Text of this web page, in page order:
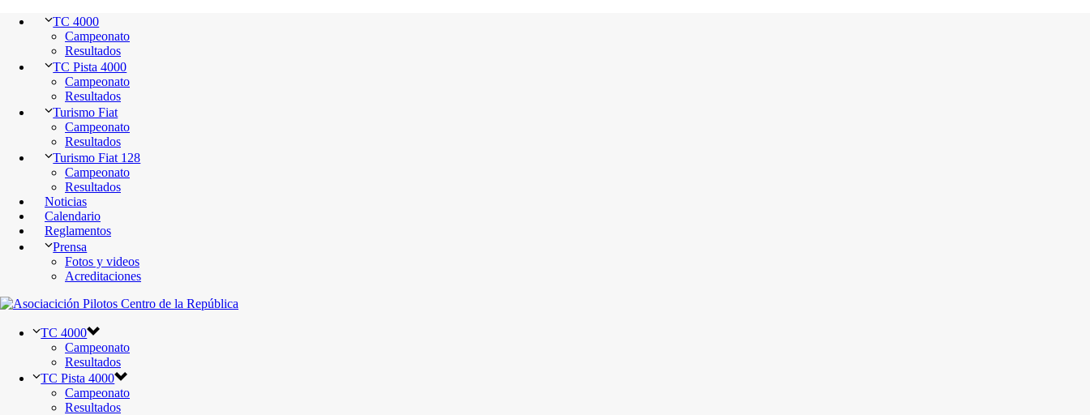
TC 4000
Campeonato
Resultados
TC Pista 4000
Campeonato
Resultados
Turismo Fiat
Campeonato
Resultados
Turismo Fiat 128
Campeonato
Resultados
Noticias
Calendario
Reglamentos
Prensa
Fotos y videos
Acreditaciones
TC 4000
Campeonato
Resultados
TC Pista 4000
Campeonato
Resultados